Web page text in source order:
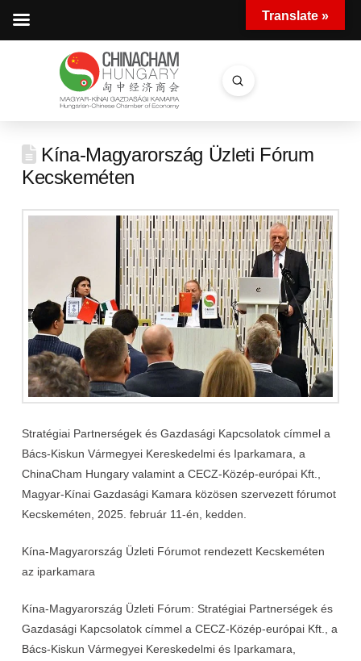
Search
Submit
Kína-Magyarország Üzleti Fórum
Kecskeméten
Stratégiai Partnerségek és Gazdasági Kapcsolatok címmel a
Bács-Kiskun Vármegyei Kereskedelmi és Iparkamara, a
ChinaCham Hungary valamint a CECZ-Közép-európai Kft.,
Magyar-Kínai Gazdasági Kamara közösen szervezett fórumot
Kecskeméten, 2025. február 11-én, kedden.
Kína-Magyarország Üzleti Fórumot rendezett Kecskeméten
az iparkamara
Kína-Magyarország Üzleti Fórum: Stratégiai Partnerségek és
Gazdasági Kapcsolatok címmel a CECZ-Közép-európai Kft., a
Bács-Kiskun Vármegyei Kereskedelmi és Iparkamara,
Translate »